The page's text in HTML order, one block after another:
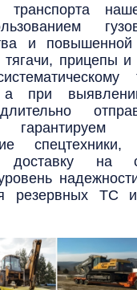
транспорта
и повышенной
прицепы и
а при
спецтехники,
доставку на
резервных ТС